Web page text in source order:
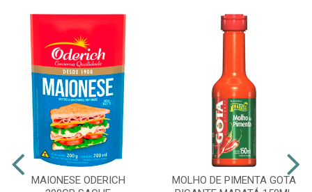
MAIONESE ODERICH
MOLHO DE PIMENTA GOTA